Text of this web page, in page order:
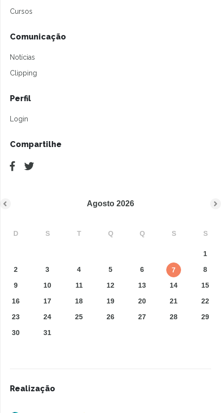
Cursos
Comunicação
Notícias
Clipping
Perfil
Login
Compartilhe
Agosto 2026
D S T Q Q S S
1
2
3 4 5 6 7
8
9
10 11 12 13 14
15
16
17 18 19 20 21
22
23
24 25 26 27 28
29
30
31
Realização